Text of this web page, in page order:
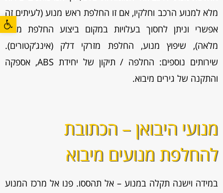
פתח
מלא למנוע הרכב וחלקיו, אם זו החלפת ראש מנוע (לעיתים זה
אפשרי וניתן לחסוך בעלויות במקום ביצוע החלפת מנוע
מלאה), שיפוץ מנוע, החלפת מזרקי דלק (אינג’קטורים).
שירותים נוספים: החלפה / תיקון של יחידת ABS, אספקה
והתקנה של גירים מיבוא.
מנועי היבואן – הכתובת
להחלפת מנועים מיבוא
במידה וישנה תקלה במנוע – אל תהססו. פנו אל מרכז המנוע